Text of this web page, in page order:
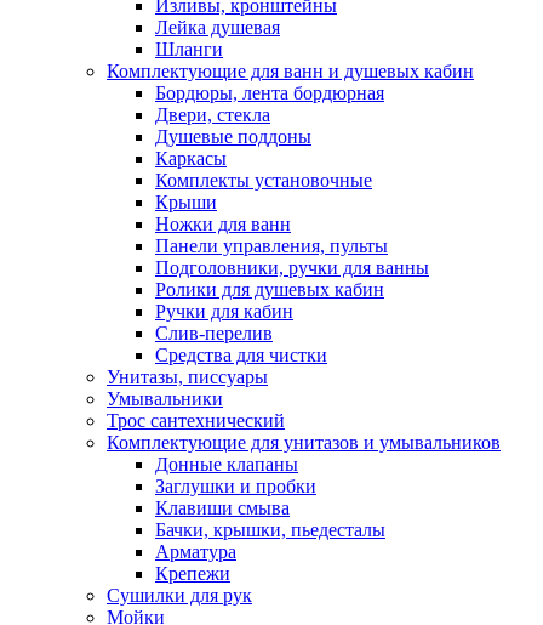
Изливы, кронштейны
Лейка душевая
Шланги
Комплектующие для ванн и душевых кабин
Бордюры, лента бордюрная
Двери, стекла
Душевые поддоны
Каркасы
Комплекты установочные
Крыши
Ножки для ванн
Панели управления, пульты
Подголовники, ручки для ванны
Ролики для душевых кабин
Ручки для кабин
Слив-перелив
Средства для чистки
Унитазы, писсуары
Умывальники
Трос сантехнический
Комплектующие для унитазов и умывальников
Донные клапаны
Заглушки и пробки
Клавиши смыва
Бачки, крышки, пьедесталы
Арматура
Крепежи
Сушилки для рук
Мойки